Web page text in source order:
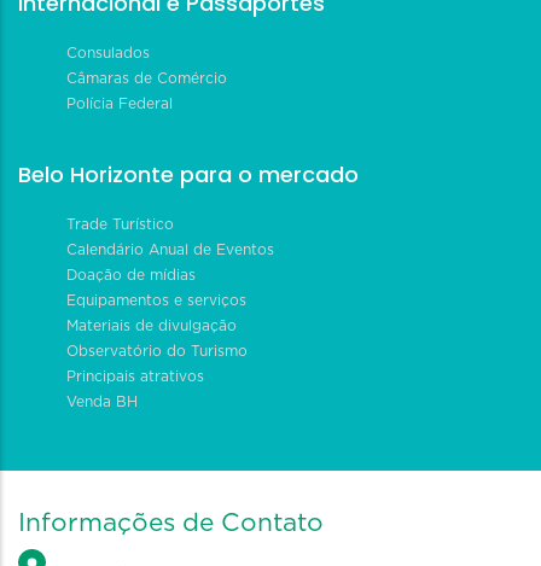
Consulados
Câmaras de Comércio
Polícia Federal
Belo Horizonte para o mercado
Trade Turístico
Calendário Anual de Eventos
Doação de mídias
Equipamentos e serviços
Materiais de divulgação
Observatório do Turismo
Principais atrativos
Venda BH
Informações de Contato